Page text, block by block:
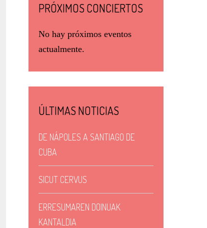
PRÓXIMOS CONCIERTOS
No hay próximos eventos
actualmente.
ÚLTIMAS NOTICIAS
DE NÁPOLES A SANTIAGO DE
CUBA
SICUT CERVUS
ERRESUMAREN DOINUAK
KANTALDIA